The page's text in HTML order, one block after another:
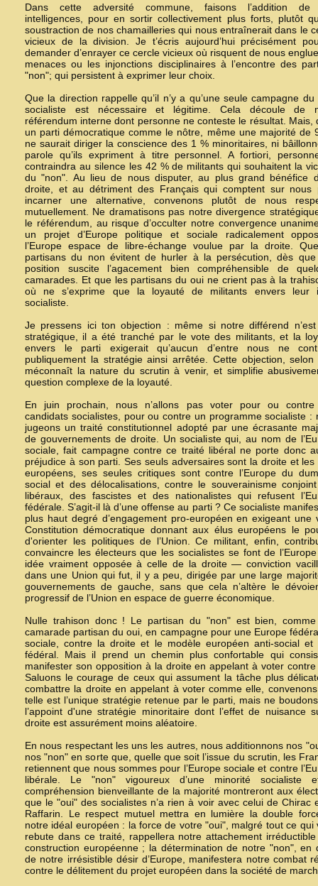
Dans cette adversité commune, faisons l’addition de
intelligences, pour en sortir collectivement plus forts, plutôt
soustraction de nos chamailleries qui nous entraînerait dans le
vicieux de la division. Je t’écris aujourd’hui précisément
demander d’enrayer ce cercle vicieux où risquent de nous
menaces ou les injonctions disciplinaires à l’encontre des
"non"; qui persistent à exprimer leur choix.
Que la direction rappelle qu’il n’y a qu’une seule campagne du
socialiste est nécessaire et légitime. Cela découle de
référendum interne dont personne ne conteste le résultat. Mais,
un parti démocratique comme le nôtre, même une majorité de
ne saurait diriger la conscience des 1 % minoritaires, ni
parole qu’ils expriment à titre personnel. A fortiori,
contraindra au silence les 42 % de militants qui souhaitent la
du"non" . Au lieu de nous disputer, au plus grand bénéfice
droite, et au détriment des Français qui comptent sur nous
incarner une alternative, convenons plutôt de nous
mutuellement. Ne dramatisons pas notre divergence
le référendum, au risque d’occulter notre convergence
un projet d’Europe politique et sociale radicalement
l’Europe espace de libre-échange voulue par la droite.
partisans du non évitent de hurler à la persécution, dès
position suscite l’agacement bien compréhensible de
camarades. Et que les partisans du oui ne crient pas à la
où ne s’exprime que la loyauté de militants envers leur
socialiste.
Je pressens ici ton objection : même si notre différend
stratégique, il a été tranché par le vote des militants, et la
envers le parti exigerait qu’aucun d’entre nous ne
publiquement la stratégie ainsi arrêtée. Cette objection, selon
méconnaît la nature du scrutin à venir, et simplifie
question complexe de la loyauté.
En juin prochain, nous n’allons pas voter pour ou
candidats socialistes, pour ou contre un programme socialiste :
jugeons un traité constitutionnel adopté par une écrasante
de gouvernements de droite. Un socialiste qui, au nom de
sociale, fait campagne contre ce traité libéral ne porte donc
préjudice à son parti. Ses seuls adversaires sont la droite et les
européens, ses seules critiques sont contre l’Europe du
social et des délocalisations, contre le souverainisme
libéraux, des fascistes et des nationalistes qui refusent
fédérale. S’agit-il là d’une offense au parti ? Ce socialiste
plus haut degré d’engagement pro-européen en exigeant une
Constitution démocratique donnant aux élus européens le
d'orienter les politiques de l’Union. Ce militant, enfin,
convaincre les électeurs que les socialistes se font de
idée vraiment opposée à celle de la droite — conviction
dans une Union qui fut, il y a peu, dirigée par une large
gouvernements de gauche, sans que cela n’altère le
progressif de l’Union en espace de guerre économique.
Nulle trahison donc ! Le partisan du "non"est bien, comme
camarade partisan du oui, en campagne pour une Europe
sociale, contre la droite et le modèle européen anti-social et
fédéral. Mais il prend un chemin plus confortable qui
manifester son opposition à la droite en appelant à voter
Saluons le courage de ceux qui assument la tâche plus
combattre la droite en appelant à voter comme elle,
telle est l’unique stratégie retenue par le parti, mais ne
l’appoint d'une stratégie minoritaire dont l’effet de nuisance
droite est assurément moins aléatoire.
En nous respectant les uns les autres, nous additionnons nos
nos "non" en sorte que, quelle que soit l’issue du scrutin, les
retiennent que nous sommes pour l’Europe sociale et contre
libérale. Le "non" vigoureux d’une minorité socialiste
compréhension bienveillante de la majorité montreront aux
que le "oui" des socialistes n’a rien à voir avec celui de Chirac
Raffarin. Le respect mutuel mettra en lumière la double
notre idéal européen : la force de votre "oui", malgré tout ce qui
rebute dans ce traité, rappellera notre attachement
construction européenne ; la détermination de notre "non", en
de notre irrésistible désir d’Europe, manifestera notre combat
contre le délitement du projet européen dans la société de